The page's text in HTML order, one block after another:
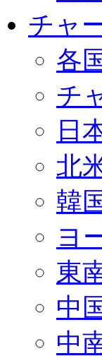
チャ
各
チ
日
北
韓
ヨ
東
中
中